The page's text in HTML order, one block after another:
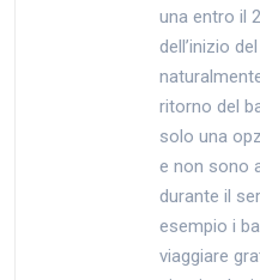
una entro il
dell’inizio
ritorno del
solo una
e non sono
durante il
esempio i
viaggiare